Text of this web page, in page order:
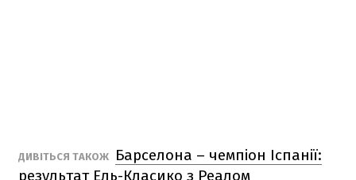
ДИВІТЬСЯ ТАКОЖ
Барселона – чемпіон Іспанії:
результат Ель-Класико з Реалом